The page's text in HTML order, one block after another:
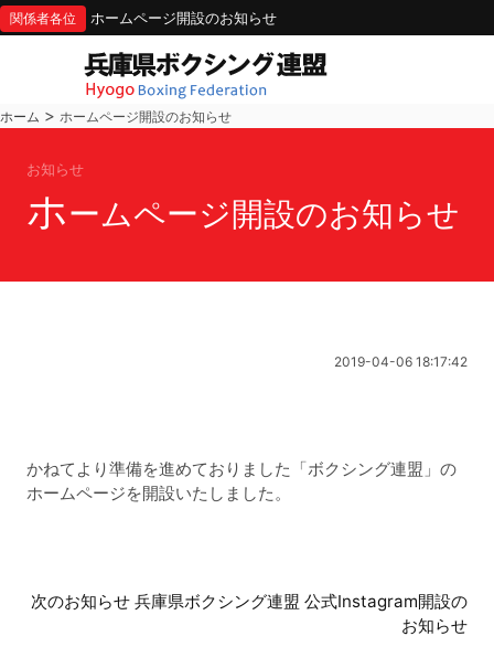
関係者各位 ホームページ開設のお知らせ
ホーム > ホームページ開設のお知らせ
お知らせ
ホームページ開設のお知らせ
2019-04-06 18:17:42
かねてより準備を進めておりました「ボクシング連盟」の
ホームページを開設いたしました。
後
次のお知らせ 兵庫県ボクシング連盟 公式Instagram開設の
お知らせ